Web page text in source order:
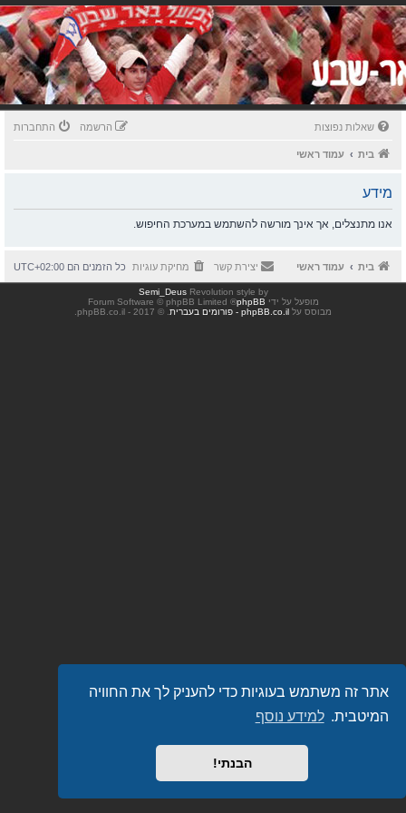
אתר זה משתמש בעוגיות כדי להעניק לך את החוויה
המיטבית. למידע נוסף
הבנתי!
שאלות נפוצות התחברות הרשמה
בית עמוד ראשי
מידע
אנו מתנצלים, אך אינך מורשה להשתמש במערכת החיפוש.
בית עמוד ראשי כל הזמנים הם UTC+02:00 מחיקת עוגיות יצירת קשר
Revolution style by
Semi_Deus
מופעל על ידי phpBB
® Forum Software © phpBB Limited
מבוסס על phpBB.co.il - פורומים בעברית . © 2017 - phpBB.co.il.